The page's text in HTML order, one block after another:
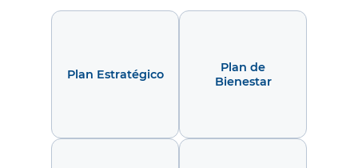
Plan Estratégico
Plan de
Bienestar